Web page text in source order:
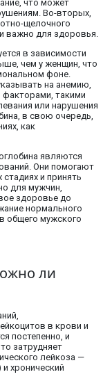
что может
Во-вторых,
щелочного
важно для здоровья.
в зависимости
чем у женщин, что
фоне.
на анемию,
такими
или нарушения
в свою очередь,
как
являются
Они помогают
и принять
для мужчин,
здоровье до
нормального
общего мужского
ли
в крови и
постепенно, и
затрудняет
лейкоза —
хронический